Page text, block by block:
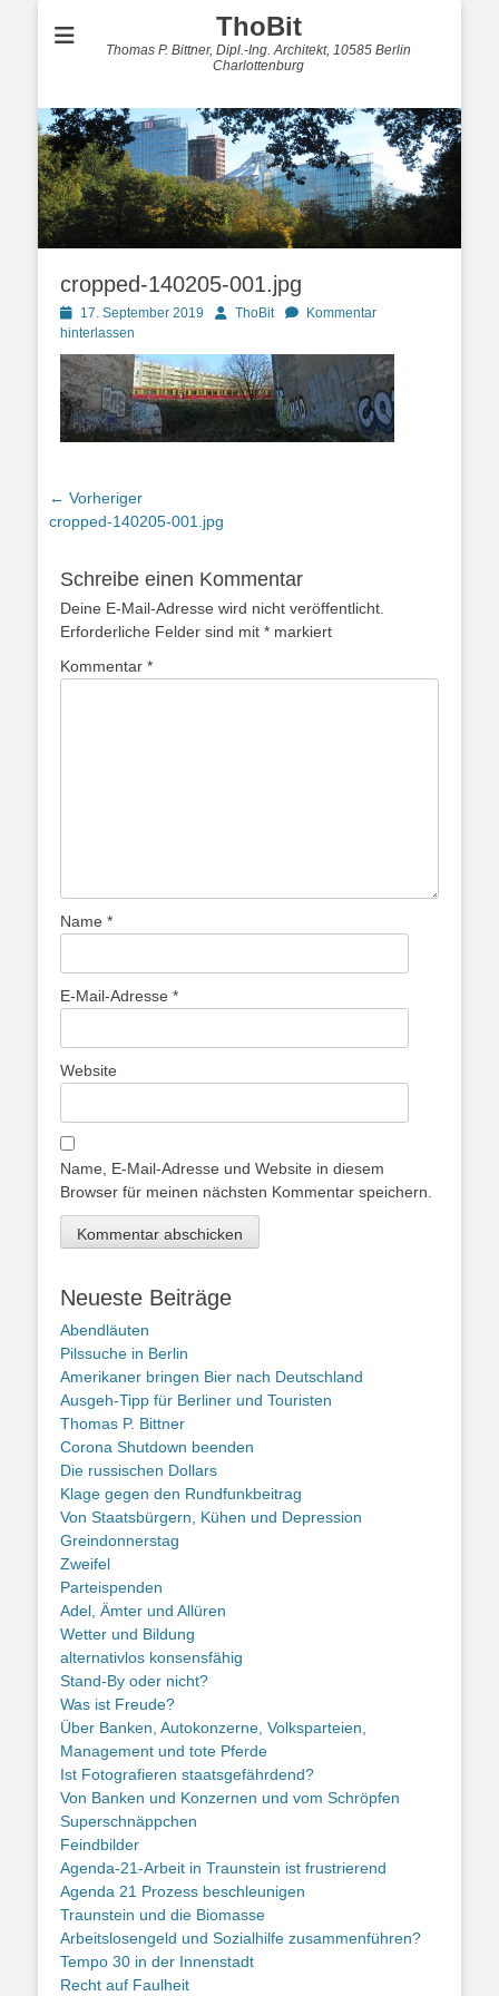
ThoBit
Thomas P. Bittner, Dipl.-Ing. Architekt, 10585 Berlin
Charlottenburg
cropped-140205-001.jpg
Posted
on
17. September 2019 AutorThoBit
Kommentar
hinterlassen
Beitragsnavigation
← Vorheriger
Vorheriger
cropped-140205-001.jpg
Schreibe einen Kommentar
Deine E-Mail-Adresse wird nicht veröffentlicht.
Erforderliche Felder sind mit * markiert
Kommentar *
Name *
E-Mail-Adresse *
Website
Name, E-Mail-Adresse und Website in diesem
Browser für meinen nächsten Kommentar speichern.
Neueste Beiträge
Abendläuten
Pilssuche in Berlin
Amerikaner bringen Bier nach Deutschland
Ausgeh-Tipp für Berliner und Touristen
Thomas P. Bittner
Corona Shutdown beenden
Die russischen Dollars
Klage gegen den Rundfunkbeitrag
Von Staatsbürgern, Kühen und Depression
Greindonnerstag
Zweifel
Parteispenden
Adel, Ämter und Allüren
Wetter und Bildung
alternativlos konsensfähig
Stand-By oder nicht?
Was ist Freude?
Über Banken, Autokonzerne, Volksparteien,
Management und tote Pferde
Ist Fotografieren staatsgefährdend?
Von Banken und Konzernen und vom Schröpfen
Superschnäppchen
Feindbilder
Agenda-21-Arbeit in Traunstein ist frustrierend
Agenda 21 Prozess beschleunigen
Traunstein und die Biomasse
Arbeitslosengeld und Sozialhilfe zusammenführen?
Tempo 30 in der Innenstadt
Recht auf Faulheit